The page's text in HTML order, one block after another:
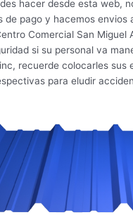
hacer desde esta web,
de pago y hacemos envios
Comercial San Miguel
si su personal va
recuerde colocarles sus
para eludir